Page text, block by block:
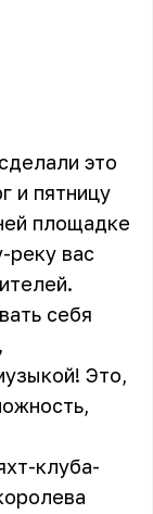
это
и пятницу
площадке
реку вас
себя
Это,
клуба-